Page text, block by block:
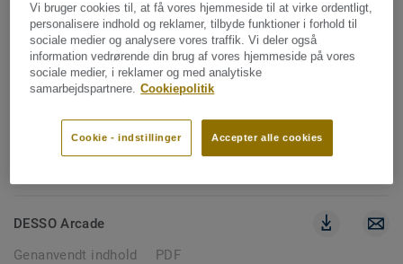
GENANVENDT INDHOLD
DESSO Arcade
DESSO Arcade
Genanvendt indhold
PDF
Vi bruger cookies til, at få vores hjemmeside til at virke ordentligt,
personalisere indhold og reklamer, tilbyde funktioner i forhold til
sociale medier og analysere vores traffik. Vi deler også
information vedrørende din brug af vores hjemmeside på vores
sociale medier, i reklamer og med analytiske
samarbejdspartnere.
Cookiepolitik
Accepter alle cookies
Cookie - indstillinger